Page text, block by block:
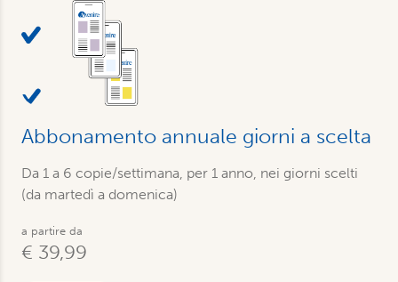
Abbonamento annuale giorni a scelta
Da 1 a 6 copie/settimana, per 1 anno, nei giorni scelti
(da martedì a domenica)
a partire da
€ 39,99